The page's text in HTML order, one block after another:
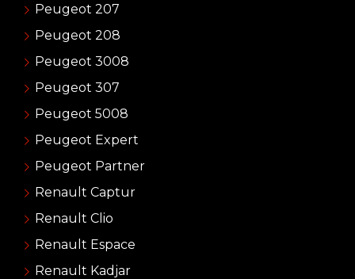
Peugeot 207
Peugeot 208
Peugeot 3008
Peugeot 307
Peugeot 5008
Peugeot Expert
Peugeot Partner
Renault Captur
Renault Clio
Renault Espace
Renault Kadjar